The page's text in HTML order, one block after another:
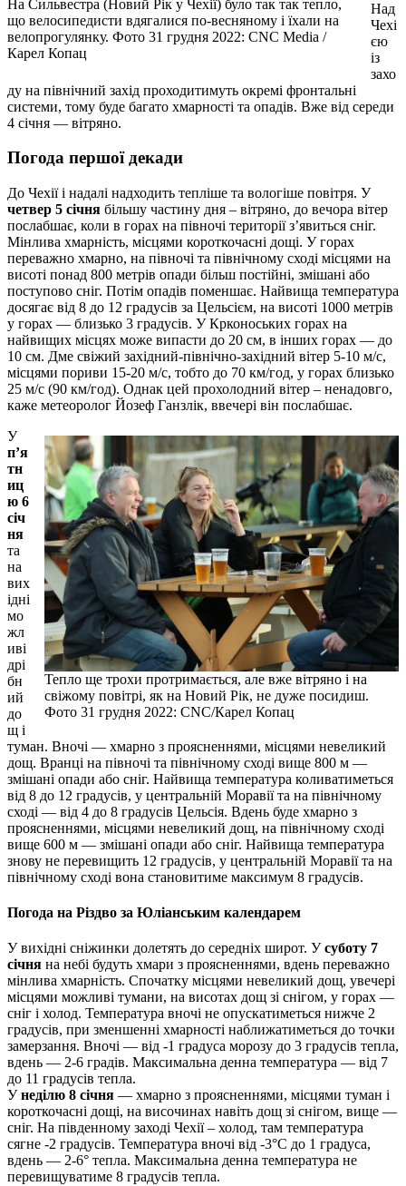
На Сильвестра (Новий Рік у Чехії) було так так тепло,
що велосипедисти вдягалися по-весняному і їхали на
велопрогулянку. Фото 31 грудня 2022: СNC Media /
Карел Копац
Над
Чехі
єю
із
захо
ду на північний захід проходитимуть окремі фронтальні
системи, тому буде багато хмарності та опадів. Вже від середи
4 січня — вітряно.
Погода першої декади
До Чехії і надалі надходить тепліше та вологіше повітря. У
четвер 5 січня більшу частину дня – вітряно, до вечора вітер
послабшає, коли в горах на півночі території з’явиться сніг.
Мінлива хмарність, місцями короткочасні дощі. У горах
переважно хмарно, на півночі та північному сході місцями на
висоті понад 800 метрів опади більш постійні, змішані або
поступово сніг. Потім опадів поменшає. Найвища температура
досягає від 8 до 12 градусів за Цельсієм, на висоті 1000 метрів
у горах — близько 3 градусів. У Крконоських горах на
найвищих місцях може випасти до 20 см, в інших горах — до
10 см. Дме свіжий західний-північно-західний вітер 5-10 м/с,
місцями пориви 15-20 м/с, тобто до 70 км/год, у горах близько
25 м/с (90 км/год). Однак цей прохолодний вітер – ненадовго,
каже метеоролог Йозеф Ганзлік, ввечері він послабшає.
Тепло ще трохи протримається, але вже вітряно і на
свіжому повітрі, як на Новий Рік, не дуже посидиш.
Фото 31 грудня 2022: CNC/Карел Копац
У
п’я
тн
иц
ю 6
січ
ня
та
на
вих
ідні
мо
жл
иві
дрі
бн
ий
до
щ і
туман. Вночі — хмарно з проясненнями, місцями невеликий
дощ. Вранці на півночі та північному сході вище 800 м —
змішані опади або сніг. Найвища температура коливатиметься
від 8 до 12 градусів, у центральній Моравії та на північному
сході — від 4 до 8 градусів Цельсія. Вдень буде хмарно з
проясненнями, місцями невеликий дощ, на північному сході
вище 600 м — змішані опади або сніг. Найвища температура
знову не перевищить 12 градусів, у центральній Моравії та на
північному сході вона становитиме максимум 8 градусів.
Погода на Різдво за Юліанським календарем
У вихідні сніжинки долетять до середніх широт. Усуботу 7
січня на небі будуть хмари з проясненнями, вдень переважно
мінлива хмарність. Спочатку місцями невеликий дощ, увечері
місцями можливі тумани, на висотах дощ зі снігом, у горах —
сніг і холод. Температура вночі не опускатиметься нижче 2
градусів, при зменшенні хмарності наближатиметься до точки
замерзання. Вночі — від -1 градуса морозу до 3 градусів тепла,
вдень — 2-6 градів. Максимальна денна температура — від 7
до 11 градусів тепла.
Унеділю 8 січня — хмарно з проясненнями, місцями туман і
короткочасні дощі, на височинах навіть дощ зі снігом, вище —
сніг. На південному заході Чехії – холод, там температура
сягне -2 градусів. Температура вночі від -3°C до 1 градуса,
вдень — 2-6° тепла. Максимальна денна температура не
перевищуватиме 8 градусів тепла.